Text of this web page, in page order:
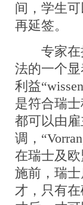
间，学生
再延签。
专家在接
法的一个
利益
是符合瑞士
都可以由
调，
在瑞士及
施前，瑞
才，只有